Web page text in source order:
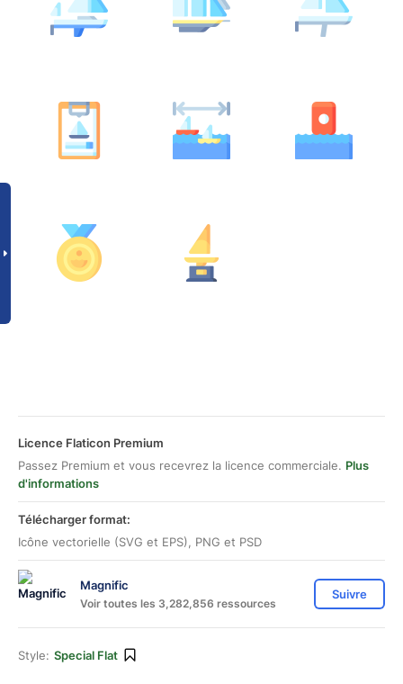
Licence Flaticon Premium
Passez Premium et vous recevrez la licence commerciale. Plus
d'informations
Télécharger format:
Icône vectorielle (SVG et EPS), PNG et PSD
Magnific
Voir toutes les 3,282,856 ressources
Suivre
Style: Special Flat